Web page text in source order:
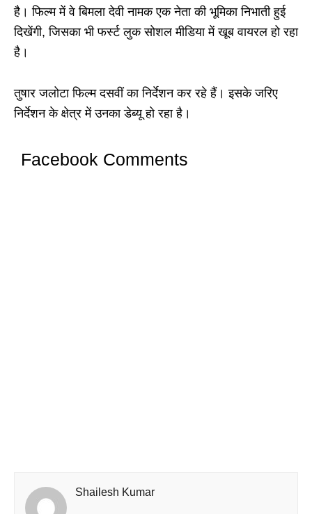
है। फिल्म में वे बिमला देवी नामक एक नेता की भूमिका निभाती हुई
दिखेंगी, जिसका भी फर्स्ट लुक सोशल मीडिया में खूब वायरल हो रहा
है।
तुषार जलोटा फिल्म दसवीं का निर्देशन कर रहे हैं। इसके जरिए
निर्देशन के क्षेत्र में उनका डेब्यू हो रहा है।
Facebook Comments
Shailesh Kumar